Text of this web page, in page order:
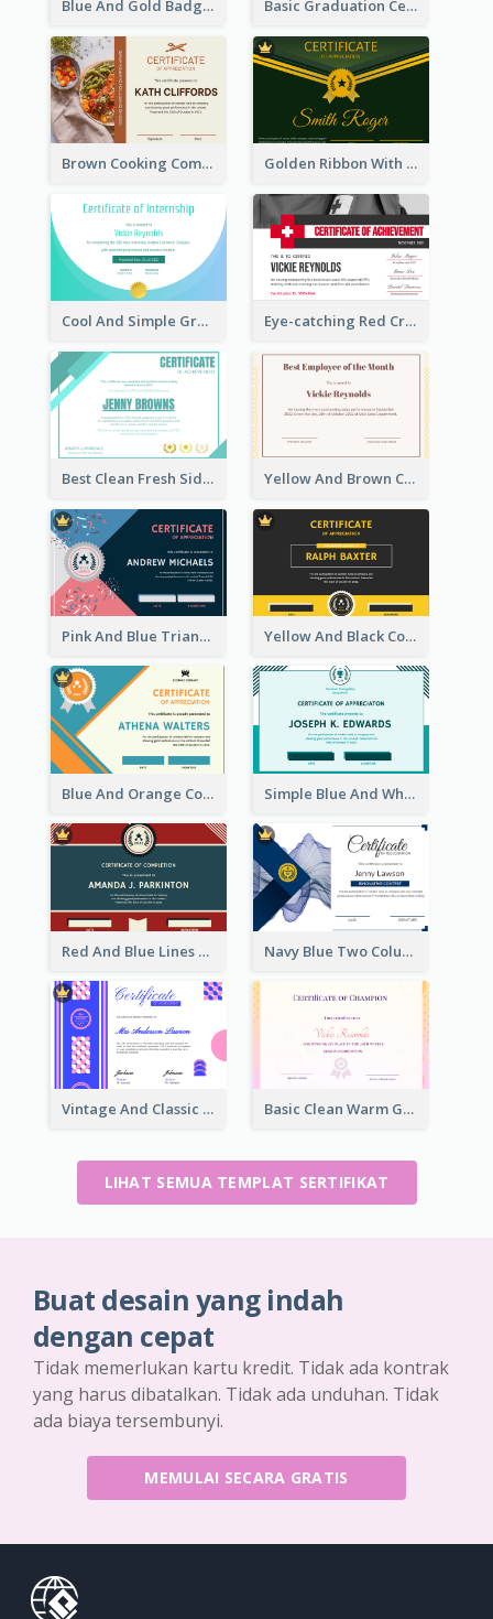
Blue And Gold Badge Appreciation Certificate Basic Graduation Certificate With Campus Photo Design
Brown Cooking Competition Award Certificate Golden Ribbon With Golden Badge Appreciation Certificate Design
Cool And Simple Gradient Refreshing Certificate Design Eye-catching Red Cross Certificate Design Template
Best Clean Fresh Side Bars Cyber Certificate Design Yellow And Brown Certificate Of Recommendation
Pink And Blue Triangles Confetti Celebration Certificate Yellow And Black Contrast Simple Certificate
Blue And Orange Company Triangles With Badge Certificate Simple Blue And White Rectangle Certificate
Red And Blue Lines And Badge Completion Certificate Navy Blue Two Columns Certificate Design Idea
Vintage And Classic Vibrant Certificate Design Ideas Basic Clean Warm Gradient Design Certificate Of Winner
LIHAT SEMUA TEMPLAT SERTIFIKAT
Buat desain yang indah
dengan cepat
Tidak memerlukan kartu kredit. Tidak ada kontrak
yang harus dibatalkan. Tidak ada unduhan. Tidak
ada biaya tersembunyi.
MEMULAI SECARA GRATIS